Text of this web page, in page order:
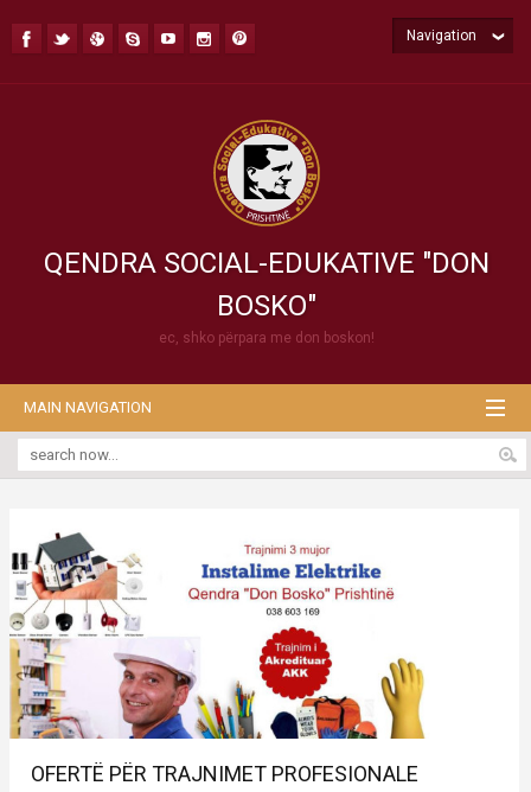
QENDRA SOCIAL-EDUKATIVE "DON
BOSKO"
ec, shko përpara me don boskon!
Navigation
MAIN NAVIGATION
OFERTË PËR TRAJNIMET PROFESIONALE